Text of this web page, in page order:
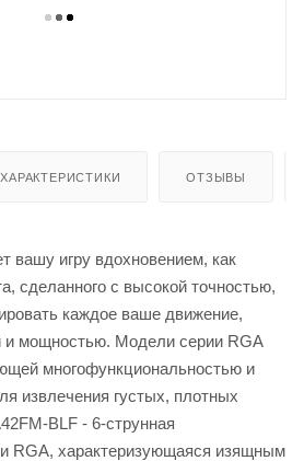
ХАРАКТЕРИСТИКИ ОТЗЫВЫ
вашу игру вдохновением, как
сделанного с высокой точностью,
каждое ваше движение,
и мощностью. Модели серии RGA
многофункциональностью и
извлечения густых, плотных
BLF - 6-струнная
RGA, характеризующаяся изящным